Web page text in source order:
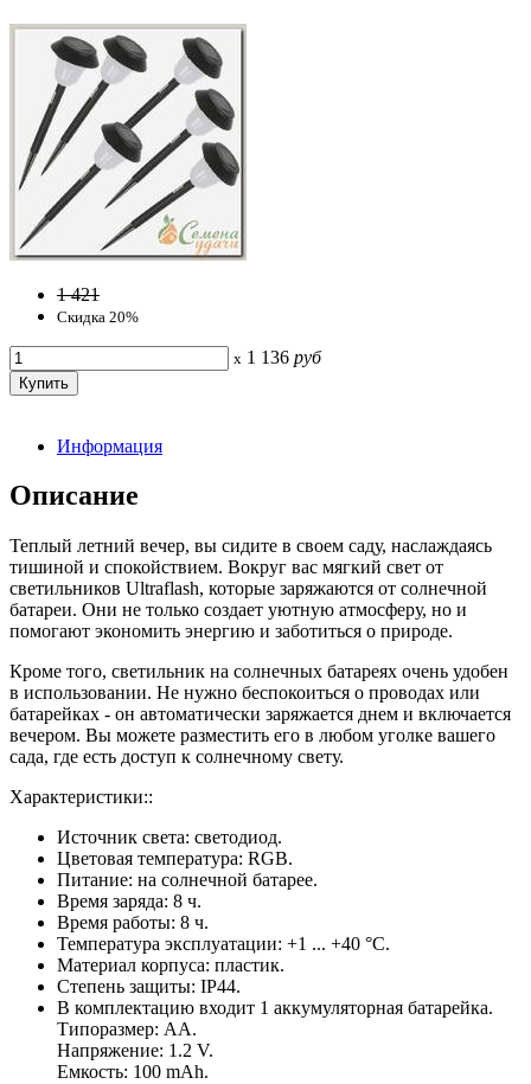
1 421
Скидка 20%
x 1 136 руб
Информация
Описание
Теплый летний вечер, вы сидите в своем саду, наслаждаясь
тишиной и спокойствием. Вокруг вас мягкий свет от
светильников Ultraflash, которые заряжаются от солнечной
батареи. Они не только создает уютную атмосферу, но и
помогают экономить энергию и заботиться о природе.
Кроме того, светильник на солнечных батареях очень удобен
в использовании. Не нужно беспокоиться о проводах или
батарейках - он автоматически заряжается днем и включается
вечером. Вы можете разместить его в любом уголке вашего
сада, где есть доступ к солнечному свету.
Характеристики::
Источник света: светодиод.
Цветовая температура: RGB.
Питание: на солнечной батарее.
Время заряда: 8 ч.
Время работы: 8 ч.
Температура эксплуатации: +1 ... +40 °C.
Материал корпуса: пластик.
Степень защиты: IP44.
В комплектацию входит 1 аккумуляторная батарейка.
Типоразмер: АА.
Напряжение: 1.2 V.
Емкость: 100 mAh.